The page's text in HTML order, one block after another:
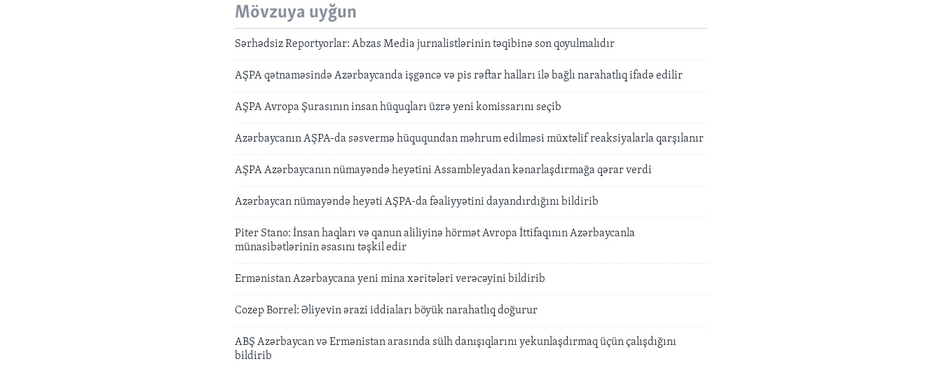
Mövzuya uyğun
Sərhədsiz Reportyorlar: Abzas Media jurnalistlərinin təqibinə son qoyulmalıdır
AŞPA qətnaməsində Azərbaycanda işgəncə və pis rəftar halları ilə bağlı narahatlıq ifadə edilir
AŞPA Avropa Şurasının insan hüquqları üzrə yeni komissarını seçib
Azərbaycanın AŞPA-da səsvermə hüququndan məhrum edilməsi müxtəlif reaksiyalarla qarşılanır
AŞPA Azərbaycanın nümayəndə heyətini Assambleyadan kənarlaşdırmağa qərar verdi
Azərbaycan nümayəndə heyəti AŞPA-da fəaliyyətini dayandırdığını bildirib
Piter Stano: İnsan haqları və qanun aliliyinə hörmət Avropa İttifaqının Azərbaycanla
münasibətlərinin əsasını təşkil edir
Ermənistan Azərbaycana yeni mina xəritələri verəcəyini bildirib
Cozep Borrel: Əliyevin ərazi iddiaları böyük narahatlıq doğurur
ABŞ Azərbaycan və Ermənistan arasında sülh danışıqlarını yekunlaşdırmaq üçün çalışdığını
bildirib